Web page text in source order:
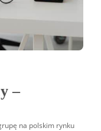
–
na polskim rynku